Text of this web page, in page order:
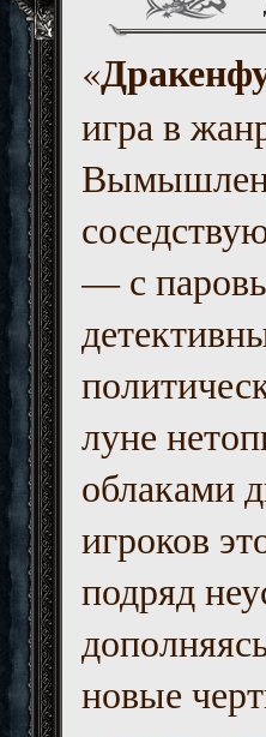
«
игра в
— с
луне
облаками
игроков
подряд
новые